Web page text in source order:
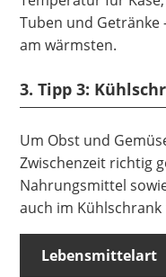
Tuben und
am wärmsten.
3. Tipp 3:
Um Obst und
Zwischenzeit richtig
Nahrungsmittel
auch im
Lebensmittelart